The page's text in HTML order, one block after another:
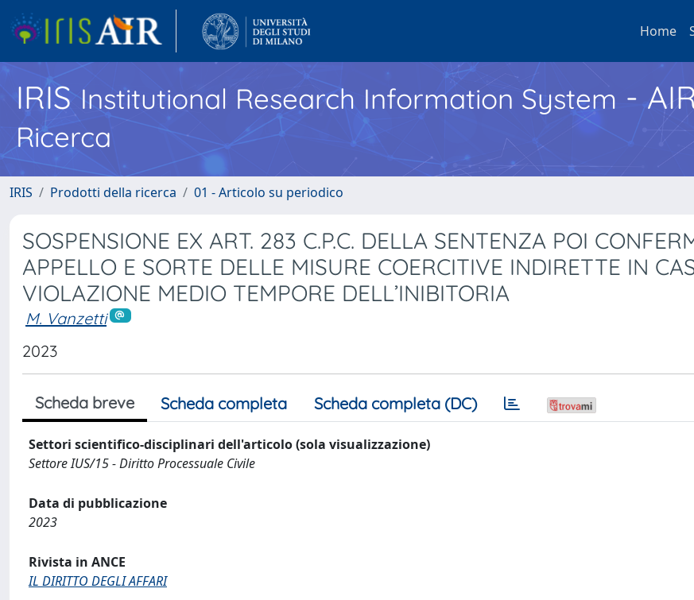
Home
IRISInstitutional Research Information System -
Ricerca
IRIS Prodotti della ricerca 01 - Articolo su periodico
SOSPENSIONE EX ART. 283 C.P.C. DELLA SENTENZA POI
APPELLO E SORTE DELLE MISURE COERCITIVE INDIRETTE IN
VIOLAZIONE MEDIO TEMPORE DELL’INIBITORIA
M. Vanzetti
2023
Scheda breve Scheda completa Scheda completa (DC)
Settori scientifico-disciplinari dell'articolo (sola visualizzazione)
Settore IUS/15 - Diritto Processuale Civile
Data di pubblicazione
2023
Rivista in ANCE
IL DIRITTO DEGLI AFFARI